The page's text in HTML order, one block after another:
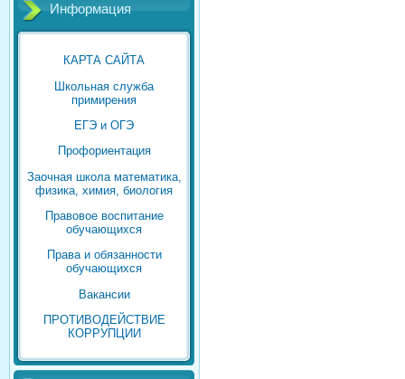
Информация
КАРТА САЙТА
Школьная служба
примирения
ЕГЭ и ОГЭ
Профориентация
Заочная школа математика,
физика, химия, биология
Правовое воспитание
обучающихся
Права и обязанности
обучающихся
Вакансии
ПРОТИВОДЕЙСТВИЕ
КОРРУПЦИИ